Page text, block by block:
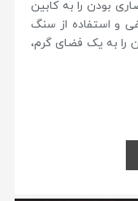
بودن را به کابین
و استفاده از سنگ
را به یک فضای گرم،